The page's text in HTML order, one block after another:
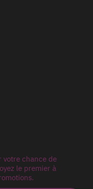
votre chance de
le premier à